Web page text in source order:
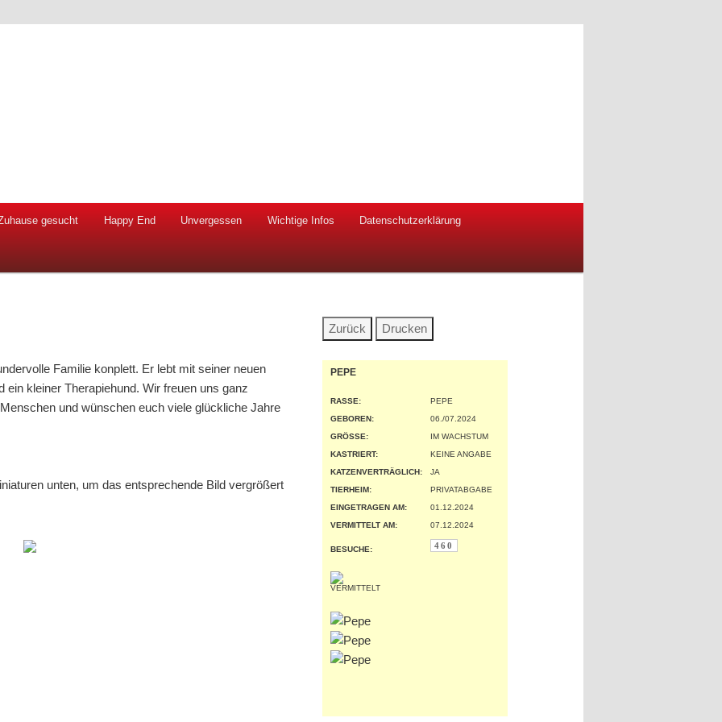
gesucht Happy End Unvergessen Wichtige Infos Datenschutzerklärung
Familie konplett. Er lebt mit seiner neuen
ein kleiner Therapiehund. Wir freuen uns ganz
und wünschen euch viele glückliche Jahre
unten, um das entsprechende Bild vergrößert
PEPE
RASSE:
PEPE
GEBOREN:
06./07.2024
GRÖSSE:
IM WACHSTUM
KASTRIERT:
KEINE ANGABE
KATZENVERTRÄGLICH:
JA
TIERHEIM:
PRIVATABGABE
EINGETRAGEN AM:
01.12.2024
VERMITTELT AM:
07.12.2024
BESUCHE: 460